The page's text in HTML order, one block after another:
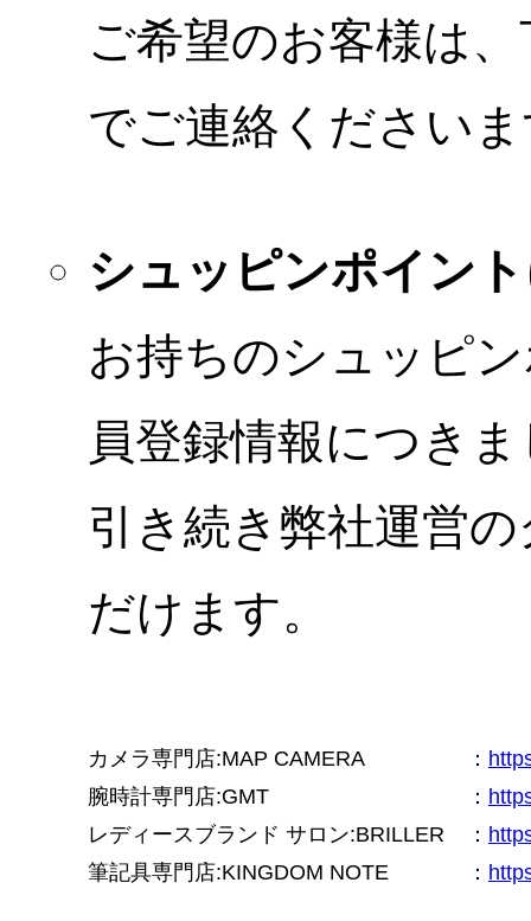
ご希望のお客様は
でご連絡ください
シュッピンポイン
お持ちのシュッピ
員登録情報につき
引き続き弊社運営
だけます。
カメラ専門店:MAP CAMERA ：
腕時計専門店:GMT
：
レディースブランド サロン:BRILLER
：
筆記具専門店:KINGDOM NOTE
：